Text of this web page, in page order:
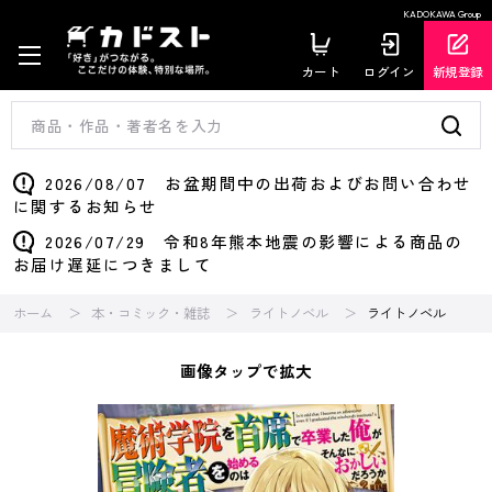
KADOKAWA Group
カート ログイン 新規登録
2026/08/07 お盆期間中の出荷およびお問い合わせ
に関するお知らせ
2026/07/29 令和8年熊本地震の影響による商品の
お届け遅延につきまして
ホーム 本・コミック・雑誌 ライトノベル ライトノベル
画像タップで拡大